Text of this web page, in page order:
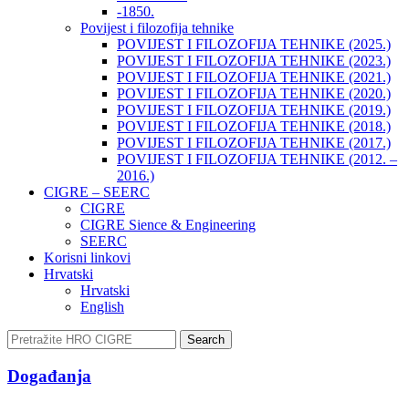
-1850.
Povijest i filozofija tehnike
POVIJEST I FILOZOFIJA TEHNIKE (2025.)
POVIJEST I FILOZOFIJA TEHNIKE (2023.)
POVIJEST I FILOZOFIJA TEHNIKE (2021.)
POVIJEST I FILOZOFIJA TEHNIKE (2020.)
POVIJEST I FILOZOFIJA TEHNIKE (2019.)
POVIJEST I FILOZOFIJA TEHNIKE (2018.)
POVIJEST I FILOZOFIJA TEHNIKE (2017.)
POVIJEST I FILOZOFIJA TEHNIKE (2012. –
2016.)
CIGRE – SEERC
CIGRE
CIGRE Sience & Engineering
SEERC
Korisni linkovi
Hrvatski
Hrvatski
English
Search
Događanja​